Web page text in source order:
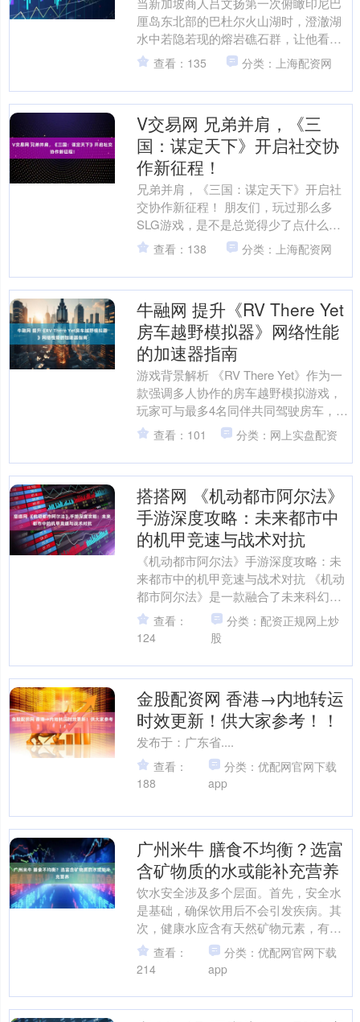
厘岛东北部的巴杜尔火山湖时，澄澈湖
水中若隐若现的熔岩礁石群，让他看到
了将地质奇观转化为可持续发展机遇的
可能。如今，这座融合生态....
查看：135 分类：上海配资网
V交易网 兄弟并肩，《三
国：谋定天下》开启社交协
作新征程！
兄弟并肩，《三国：谋定天下》开启社
交协作新征程！ 朋友们，玩过那么多
SLG游戏，是不是总觉得少了点什么？
那种和兄弟们一起齐心协力、共同奋斗
的感觉，在很多游戏里都....
查看：138 分类：上海配资网
牛融网 提升《RV There Yet
房车越野模拟器》网络性能
的加速器指南
游戏背景解析 《RV There Yet》作为一
款强调多人协作的房车越野模拟游戏，
玩家可与最多4名同伴共同驾驶房车，探
索偏远区域并寻找65号公路的出口。该
游戏支....
查看：101 分类：网上实盘配资
搭搭网 《机动都市阿尔法》
手游深度攻略：未来都市中
的机甲竞速与战术对抗
《机动都市阿尔法》手游深度攻略：未
来都市中的机甲竞速与战术对抗 《机动
都市阿尔法》是一款融合了未来科幻、
机甲战斗、竞速元素与多人在线竞技的
创新性动作手游，由网易....
查看：
124
分类：配资正规网上炒
股
金股配资网 香港→内地转运
时效更新！供大家参考！！
发布于：广东省....
查看：
188
分类：优配网官网下载
app
广州米牛 膳食不均衡？选富
含矿物质的水或能补充营养
饮水安全涉及多个层面。首先，安全水
是基础，确保饮用后不会引发疾病。其
次，健康水应含有天然矿物元素，有助
于维持生理平衡。第三，功能水可能改
善特定生理状态，但需根据....
查看：
214
分类：优配网官网下载
app